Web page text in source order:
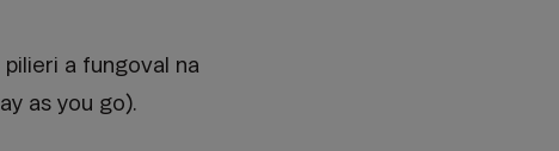
a fungoval na
as you go).